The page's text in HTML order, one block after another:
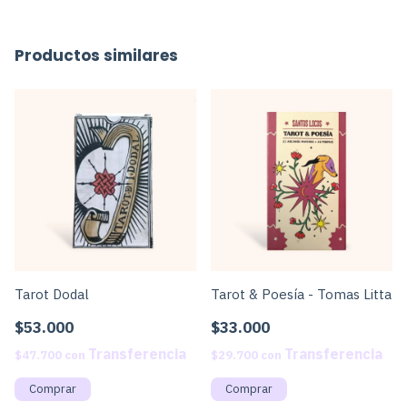
Productos similares
Tarot Dodal
$53.000
$47.700 con
Tarot & Poesía - Tomas Litta
$33.000
$29.700 con